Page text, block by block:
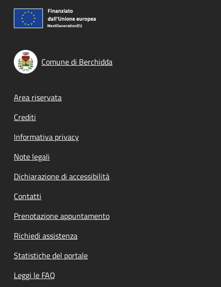
Comune di Berchidda
Footer menu
Area riservata
Crediti
Informativa privacy
Note legali
Dichiarazione di accessibilità
Contatti
Prenotazione appuntamento
Richiedi assistenza
Statistiche del portale
Leggi le FAQ